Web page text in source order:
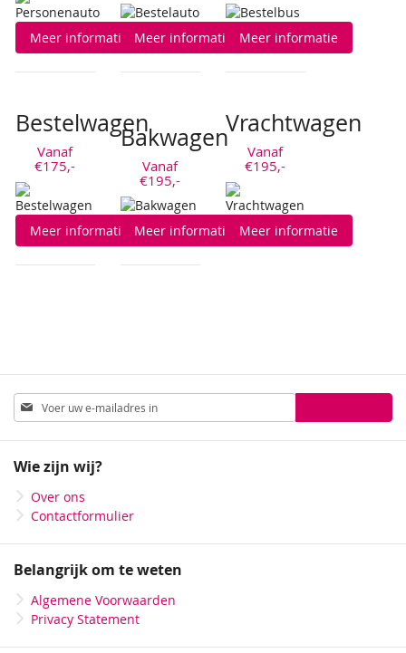
Meer informatie Meer informatie Meer informatie
Bestelwagen
Vanaf
€175,-
Meer informatie
Bakwagen
Vanaf
€195,-
Meer informatie
Vrachtwagen
Vanaf
€195,-
Meer informatie
Abonneer
u
op
nieuwsbrief
Wie zijn wij?
Over ons
Contactformulier
Belangrijk om te weten
Algemene Voorwaarden
Privacy Statement